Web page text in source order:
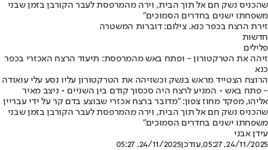
שהכניס נשק חם אל תוך הבית, וירה מהמרפסת לעבר הקורבן בזמן שבני
משפחתו ישנים בחדרים הסמוכים"
זירת הרצח בכפר כנא. צילום: דוברות המשטרה
חדשות
פלילים
זיהה את הטרקטורון - ופתח באש מהמרפסת: תיעוד הרצח האכזרי בכפר
כנא
הרוצח הצטייד מראש בנשק וכשזיהה את הטרקטורון עליו נסע עלי עואודה
- פתח באש • המניע לרצח היה סכסוך קודם בין השניים • ניצב מאיר
אליהו, מפקד מחוז צפון: "מדובר ברצח אכזרי שבוצע בדם קר על ידי עבריין
שהכניס נשק חם אל תוך הבית, וירה מהמרפסת לעבר הקורבן בזמן שבני
משפחתו ישנים בחדרים הסמוכים"
עידן אבני
24/11/2025, 05:27
,עודכן24/11/2025, 05:27